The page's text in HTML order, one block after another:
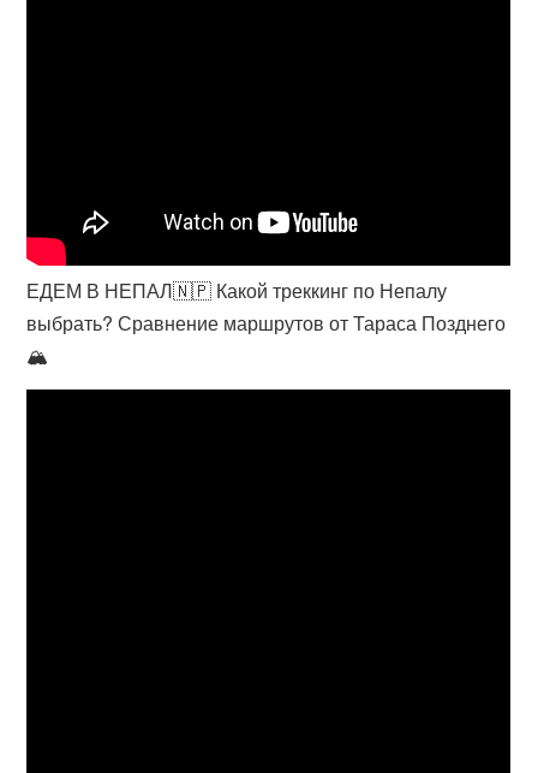
ЕДЕМ В НЕПАЛ🇳🇵 Какой треккинг по Непалу
выбрать? Сравнение маршрутов от Тараса Позднего
🏔